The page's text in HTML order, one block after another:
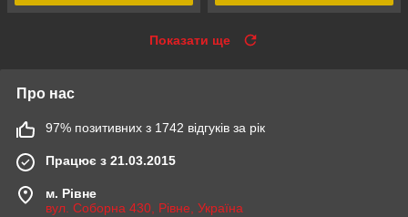
Показати ще
Про нас
97% позитивних з 1742 відгуків за рік
Працює з 21.03.2015
м. Рівне
вул. Соборна 430, Рівне, Україна